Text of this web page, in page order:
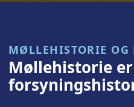
MØLLEHISTORIE
Møllehistorie er